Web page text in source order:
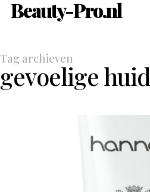
Beauty-Pro.nl
Tag archieven
gevoelige huid